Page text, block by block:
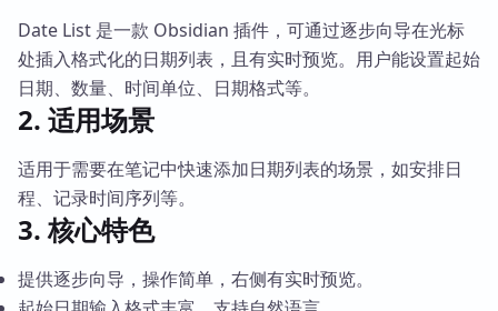
Date List 是一款 Obsidian 插件，可通过逐步向导在光标
处插入格式化的日期列表，且有实时预览。用户能设置起始
日期、数量、时间单位、日期格式等。
2. 适用场景
适用于需要在笔记中快速添加日期列表的场景，如安排日
程、记录时间序列等。
3. 核心特色
提供逐步向导，操作简单，右侧有实时预览。